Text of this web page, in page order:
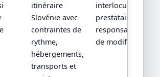
itinéraire
Slovénie avec
contraintes de
rythme,
hébergements,
transports et
interlocuteur,
prestataires
responsabilités
de modification.